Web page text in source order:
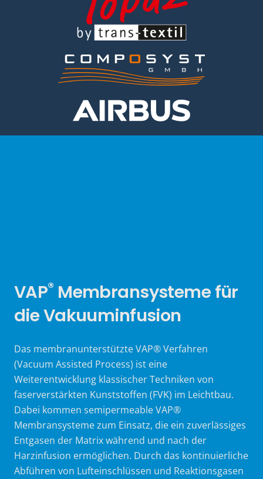
VAP® Membransysteme für
die Vakuuminfusion
Das membranunterstützte VAP® Verfahren
(Vacuum Assisted Process) ist eine
Weiterentwicklung klassischer Techniken von
faserverstärkten Kunststoffen (FVK) im Leichtbau.
Dabei kommen semipermeable VAP®
Membransysteme zum Einsatz, die ein zuverlässiges
Entgasen der Matrix während und nach der
Harzinfusion ermöglichen. Durch das kontinuierliche
Abführen von Lufteinschlüssen und Reaktionsgasen